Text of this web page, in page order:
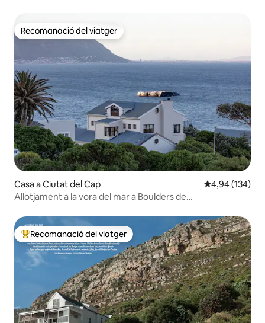
Recomanació del viatger
Recomanació del viatger
Casa a Ciutat del Cap 4,94 de
4,94 (134)
Allotjament a la vora del mar a Boulders de
Principals recomanacions dels viatgers
Recomanació del viatger